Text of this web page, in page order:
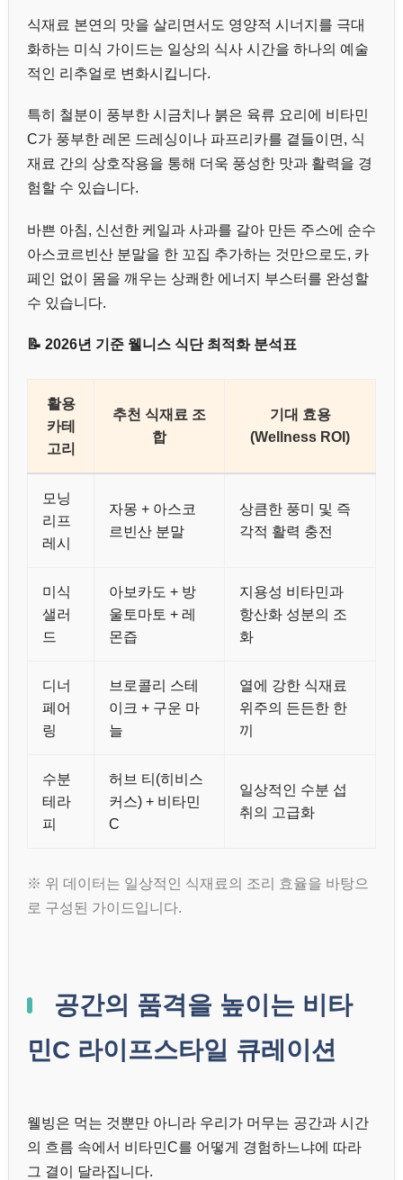
식재료 본연의 맛을 살리면서도 영양적 시너지를 극대
화하는 미식 가이드는 일상의 식사 시간을 하나의 예술
적인 리추얼로 변화시킵니다.
특히 철분이 풍부한 시금치나 붉은 육류 요리에 비타민
C가 풍부한 레몬 드레싱이나 파프리카를 곁들이면, 식
재료 간의 상호작용을 통해 더욱 풍성한 맛과 활력을 경
험할 수 있습니다.
바쁜 아침, 신선한 케일과 사과를 갈아 만든 주스에 순수
아스코르빈산 분말을 한 꼬집 추가하는 것만으로도, 카
페인 없이 몸을 깨우는 상쾌한 에너지 부스터를 완성할
수 있습니다.
📝 2026년 기준 웰니스 식단 최적화 분석표
활용
카테
고리
추천 식재료 조
합
기대 효용
(Wellness ROI)
모닝
리프
레시
자몽 + 아스코
르빈산 분말
상큼한 풍미 및 즉
각적 활력 충전
미식
샐러
드
아보카도 + 방
울토마토 + 레
몬즙
지용성 비타민과
항산화 성분의 조
화
디너
페어
링
브로콜리 스테
이크 + 구운 마
늘
열에 강한 식재료
위주의 든든한 한
끼
수분
테라
피
허브 티(히비스
커스) + 비타민
C
일상적인 수분 섭
취의 고급화
※ 위 데이터는 일상적인 식재료의 조리 효율을 바탕으
로 구성된 가이드입니다.
공간의 품격을 높이는 비타
민C 라이프스타일 큐레이션
웰빙은 먹는 것뿐만 아니라 우리가 머무는 공간과 시간
의 흐름 속에서 비타민C를 어떻게 경험하느냐에 따라
그 결이 달라집니다.